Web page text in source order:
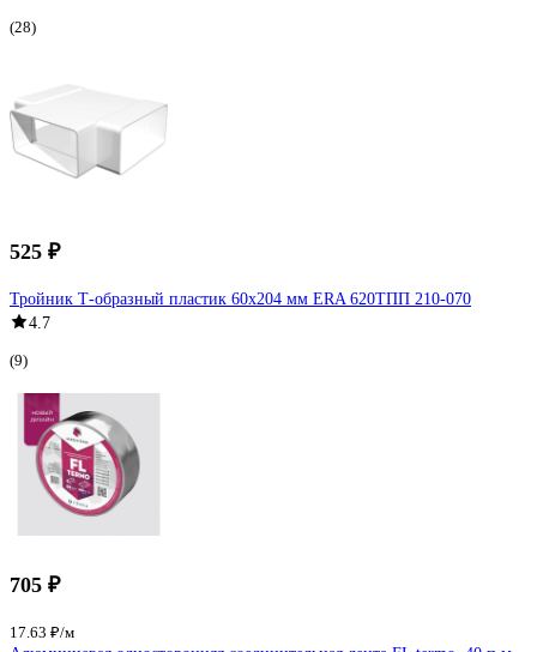
(28)
525 ₽
Тройник Т-образный пластик 60х204 мм ERA 620ТПП 210-070
4.7
(9)
705 ₽
17.63 ₽/м